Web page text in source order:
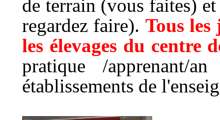
de terrain (vous faites)
regardez faire). Tous les
les élevages du centre
pratique /apprenant/
établissements de